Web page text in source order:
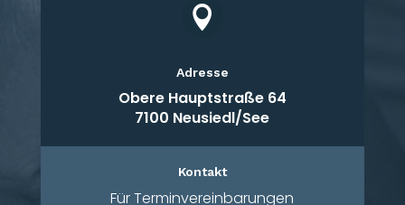

Adresse
Obere Hauptstraße 64
7100 Neusiedl/See
Kontakt
Für Terminvereinbarungen